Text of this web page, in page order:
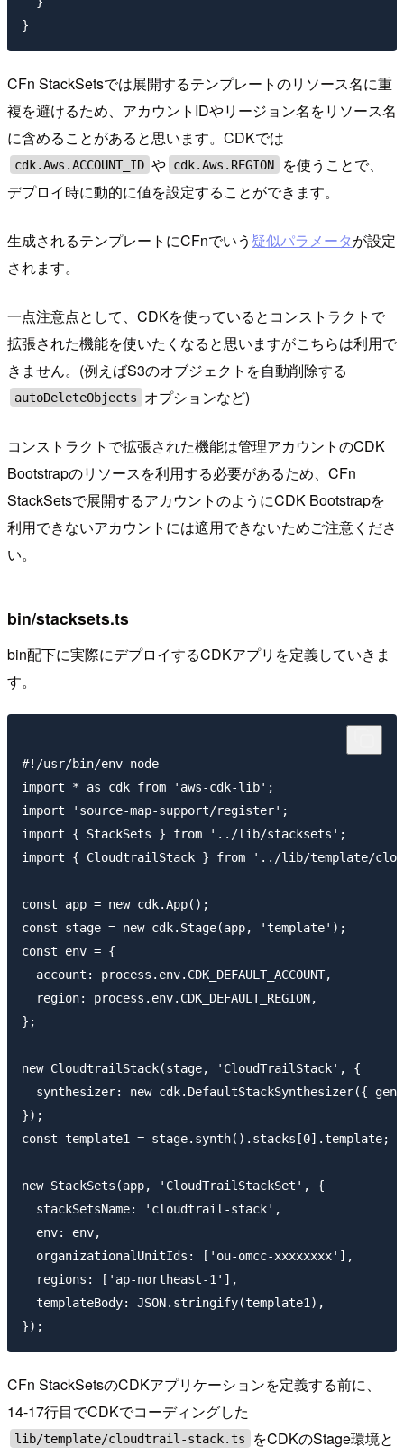
CFn StackSetsでは展開するテンプレートのリソース名に重
複を避けるため、アカウントIDやリージョン名をリソース名
に含めることがあると思います。CDKでは
cdk.Aws.ACCOUNT_ID や cdk.Aws.REGION
を使うことで、
デプロイ時に動的に値を設定することができます。
生成されるテンプレートにCFnでいう 疑似パラメータが設定
されます。
一点注意点として、CDKを使っているとコンストラクトで
拡張された機能を使いたくなると思いますがこちらは利用で
きません。(例えばS3のオブジェクトを自動削除する
autoDeleteObjects オプションなど)
コンストラクトで拡張された機能は管理アカウントのCDK
Bootstrapのリソースを利用する必要があるため、CFn
StackSetsで展開するアカウントのようにCDK Bootstrapを
利用できないアカウントには適用できないためご注意くださ
い。
bin/stacksets.ts
bin配下に実際にデプロイするCDKアプリを定義していきま
す。
#!/usr/bin/env node
import * as cdk from 'aws-cdk-lib';
import 'source-map-support/register';
import { StackSets } from '../lib/stacksets';
import { CloudtrailStack } from '../lib/template/
const app = new cdk.App();
const stage = new cdk.Stage(app, 'template');
const env = {
  account: process.env.CDK_DEFAULT_ACCOUNT,
  region: process.env.CDK_DEFAULT_REGION,
};
new CloudtrailStack(stage, 'CloudTrailStack', {
synthesizer: new cdk.DefaultStackSynthesizer({
});
const template1 = stage.synth().stacks[0].template;
new StackSets(app, 'CloudTrailStackSet', {
  stackSetsName: 'cloudtrail-stack',
  env: env,
  organizationalUnitIds: ['ou-omcc-xxxxxxxx'],
  regions: ['ap-northeast-1'],
  templateBody: JSON.stringify(template1),
CFn StackSetsのCDKアプリケーションを定義する前に、
14-17行目でCDKでコーディングした
lib/template/cloudtrail-stack.ts
をCDKのStage環境と